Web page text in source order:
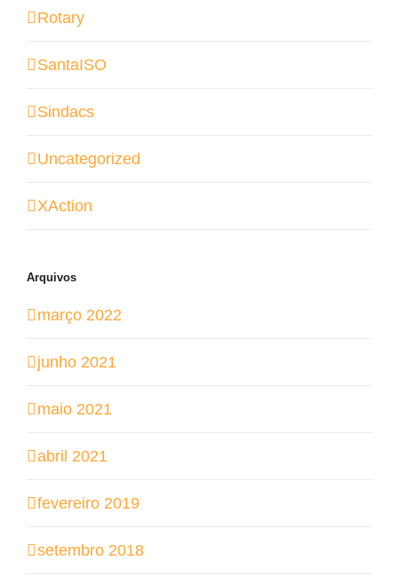
Rotary
SantaISO
Sindacs
Uncategorized
XAction
Arquivos
março 2022
junho 2021
maio 2021
abril 2021
fevereiro 2019
setembro 2018